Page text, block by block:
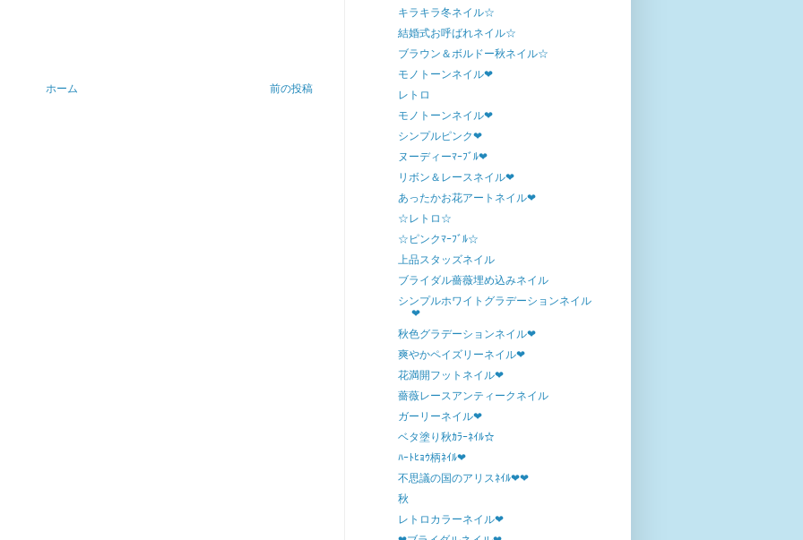
前の投稿
ホーム
キラキラ冬ネイル☆
結婚式お呼ばれネイル☆
ブラウン＆ボルドー秋ネイル☆
モノトーンネイル❤
レトロ
モノトーンネイル❤
シンプルピンク❤
ヌーディーﾏｰﾌﾞﾙ❤
リボン＆レースネイル❤
あったかお花アートネイル❤
☆レトロ☆
☆ピンクﾏｰﾌﾞﾙ☆
上品スタッズネイル
ブライダル薔薇埋め込みネイル
シンプルホワイトグラデーションネイル
❤
秋色グラデーションネイル❤
爽やかペイズリーネイル❤
花満開フットネイル❤
薔薇レースアンティークネイル
ガーリーネイル❤
ベタ塗り秋ｶﾗｰﾈｲﾙ☆
ﾊｰﾄﾋｮｳ柄ﾈｲﾙ❤
不思議の国のアリスﾈｲﾙ❤❤
秋
レトロカラーネイル❤